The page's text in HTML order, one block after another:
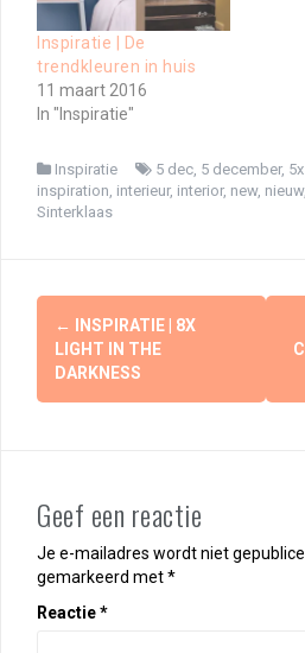
Inspiratie | De
trendkleuren in huis
11 maart 2016
In "Inspiratie"
Inspiratie 5 dec 5 december,
inspiration interieur, interior, new, nieuw,
Sinterklaas
Berichtnavigatie
←
INSPIRATIE | 8X
LIGHT IN THE
DARKNESS
Geef een reactie
Je e-mailadres wordt niet
gemarkeerd met*
Reactie*